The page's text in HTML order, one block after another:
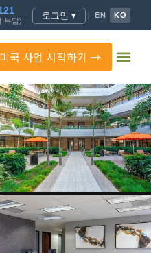
부담)
| 로그인 ▾ | EN KO
미국 사업 시작하기 →